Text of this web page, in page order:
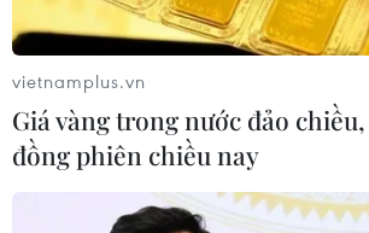
TIN LIÊN QUAN
vietnamplus.vn
Giá vàng trong nước đảo
đồng phiên chiều nay